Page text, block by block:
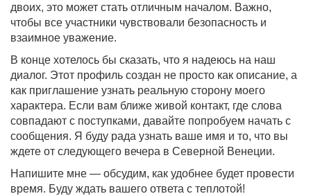
двоих, это может стать отличным началом. Важно,
чтобы все участники чувствовали безопасность и
взаимное уважение.
В конце хотелось бы сказать, что я надеюсь на наш
диалог. Этот профиль создан не просто как описание, а
как приглашение узнать реальную сторону моего
характера. Если вам ближе живой контакт, где слова
совпадают с поступками, давайте попробуем начать с
сообщения. Я буду рада узнать ваше имя и то, что вы
ждете от следующего вечера в Северной Венеции.
Напишите мне — обсудим, как удобнее будет провести
время. Буду ждать вашего ответа с теплотой!